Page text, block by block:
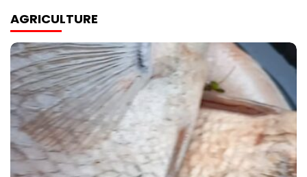
AGRICULTURE